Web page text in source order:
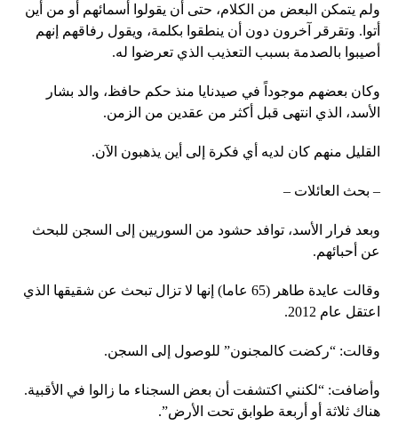
ولم يتمكن البعض من الكلام، حتى أن يقولوا أسمائهم أو من أين
أتوا. وتقرقر آخرون دون أن ينطقوا بكلمة، ويقول رفاقهم إنهم
أصيبوا بالصدمة بسبب التعذيب الذي تعرضوا له.
وكان بعضهم موجوداً في صيدنايا منذ حكم حافظ، والد بشار
الأسد، الذي انتهى قبل أكثر من عقدين من الزمن.
القليل منهم كان لديه أي فكرة إلى أين يذهبون الآن.
– بحث العائلات –
وبعد فرار الأسد، توافد حشود من السوريين إلى السجن للبحث
عن أحبائهم.
وقالت عايدة طاهر (65 عاما) إنها لا تزال تبحث عن شقيقها الذي
اعتقل عام 2012.
وقالت: “ركضت كالمجنون” للوصول إلى السجن.
وأضافت: “لكنني اكتشفت أن بعض السجناء ما زالوا في الأقبية.
هناك ثلاثة أو أربعة طوابق تحت الأرض”.